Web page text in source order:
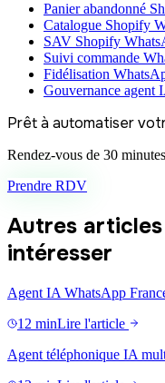
Panier abandonné
Catalogue Shopify
SAV Shopify
Suivi commande
Fidélisation
Gouvernance agent
Prêt à automatiser
Rendez-vous de 30
Prendre RDV
Autres
intéresser
Agent IA WhatsApp
12 minLire l'article
Agent téléphonique IA